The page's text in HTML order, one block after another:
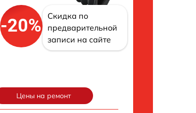
-20%
Скидка по
предварительной
записи на сайте
Цены на ремонт